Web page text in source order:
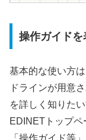
操作ガイドを
基本的な使い方
ドラインが用意
を詳しく知りた
EDINETトップ
「操作ガイド等